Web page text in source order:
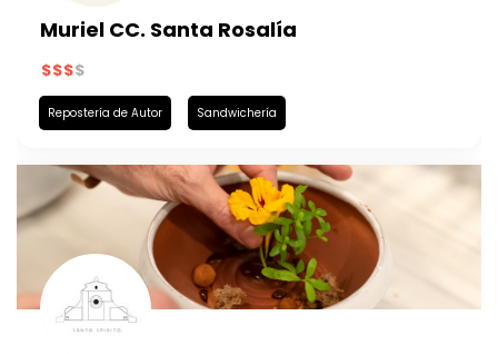
Muriel CC. Santa Rosalía
Repostería de Autor Sandwichería